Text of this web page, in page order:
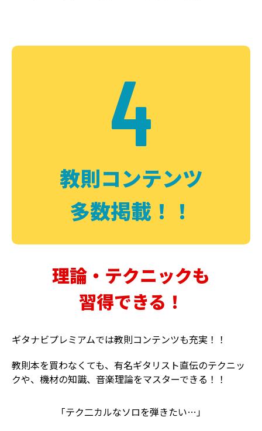
4
教則コンテンツ
多数掲載！！
理論・テクニックも
習得できる！
ギタナビプレミアムでは教則コンテンツも充実！！
教則本を買わなくても、有名ギタリスト直伝のテクニッ
クや、機材の知識、音楽理論をマスターできる！！
「テク二カルなソロを弾きたい…」